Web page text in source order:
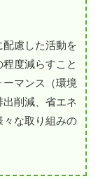
慮した活動を
度減らすこと
マンス（環境
削減、省エネ
々な取り組みの